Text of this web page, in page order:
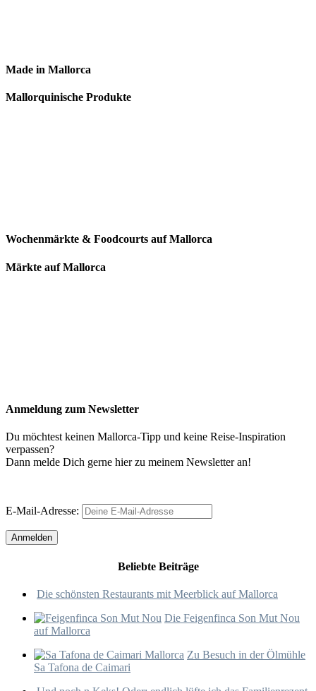
Made in Mallorca
Mallorquinische Produkte
Wochenmärkte & Foodcourts auf Mallorca
Märkte auf Mallorca
Anmeldung zum Newsletter
Du möchtest keinen Mallorca-Tipp und keine Reise-Inspiration
verpassen?
Dann melde Dich gerne hier zu meinem Newsletter an!
E-Mail-Adresse:
Beliebte Beiträge
Die schönsten Restaurants mit Meerblick auf Mallorca
Die Feigenfinca Son Mut Nou
auf Mallorca
Zu Besuch in der Ölmühle
Sa Tafona de Caimari